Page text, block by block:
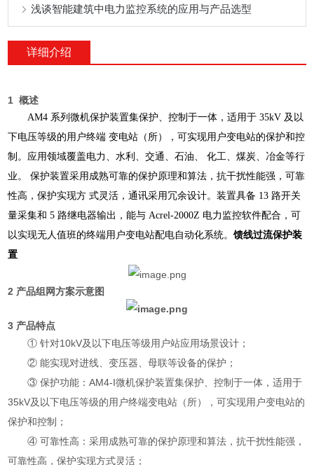
浅谈智能建筑中电力监控系统的应用与产品选型
详细介绍
1 概述
AM4 系列微机保护装置集保护、控制于一体，适用于 35kV 及以
下电压等级的用户终端变电站（所），可实现用户变电站的保护和控
制。应用领域覆盖电力、水利、交通、石油、化工、煤炭、冶金等行
业。保护装置采用成熟可靠的保护原理和算法，抗干扰性能强，可靠
性高，保护实现方式灵活，通讯采用冗余设计。装置具备 13 路开关
量采集和 5 路继电器输出，能与 Acrel-2000Z 电力监控软件配合，可
以实现无人值班的终端用户变电站配电自动化系统。馈线过流保护装
置
2 产品组网方案示意图
3 产品特点
① 针对10kV及以下电压等级用户站应用场景设计；
② 能实现对进线、变压器、母联等设备的保护；
③ 保护功能：AM4-I微机保护装置集保护、控制于一体，适用于
35kV及以下电压等级的用户终端变电站（所），可实现用户变电站的
保护和控制；
④ 可靠性高：采用成熟可靠的保护原理和算法，抗干扰性能强，
可靠性高，保护实现方式灵活；